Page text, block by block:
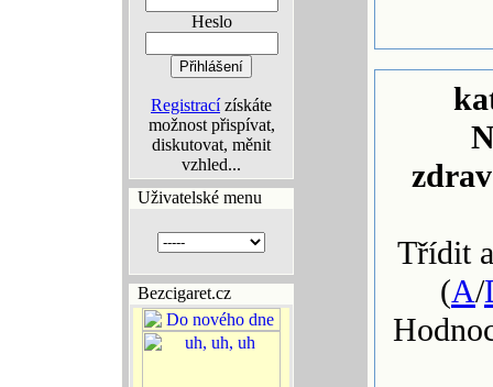
Heslo
Registracízískáte
možnost přispívat,
diskutovat, měnit
vzhled...
Uživatelské menu
Bezcigaret.cz
Třídit
(A/